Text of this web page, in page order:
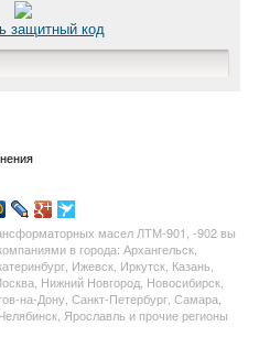
защитный код
масел ЛТМ-901, -902 вы
в города: Архангельск,
Ижевск, Иркутск, Казань,
Нижний Новгород, Новосибирск,
на-Дону, Санкт-Петербург, Самара,
Ярославль и прочие регионы